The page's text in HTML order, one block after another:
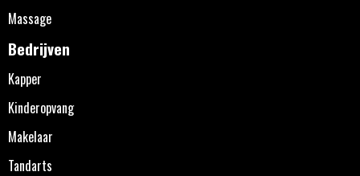
Massage
Bedrijven
Kapper
Kinderopvang
Makelaar
Tandarts